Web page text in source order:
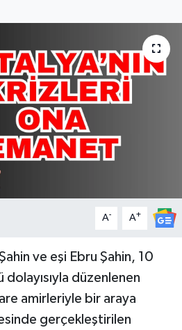
A- A+
ve eşi Ebru Şahin, 10
düzenlenen
amirleriyle bir araya
gerçekleştirilen